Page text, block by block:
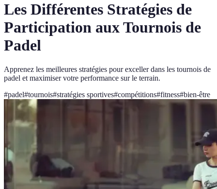
Les Différentes Stratégies de
Participation aux Tournois de
Padel
Apprenez les meilleures stratégies pour exceller dans les tournois de
padel et maximiser votre performance sur le terrain.
#padel#tournois#stratégies sportives#compétitions#fitness#bien-être